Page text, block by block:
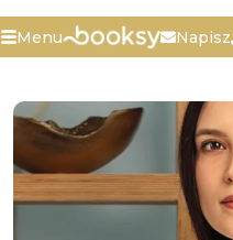
Menu Napisz